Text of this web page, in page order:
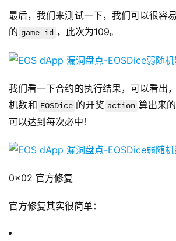
最后，我们来测试一下，我们可以很容
的 game_id ，此次为109。
我们看一下合约的执行结果，可以看出
机数和 EOSDice 的开奖 action 算出来
可以达到每次必中！
0x02 官方修复
官方修复其实很简单：